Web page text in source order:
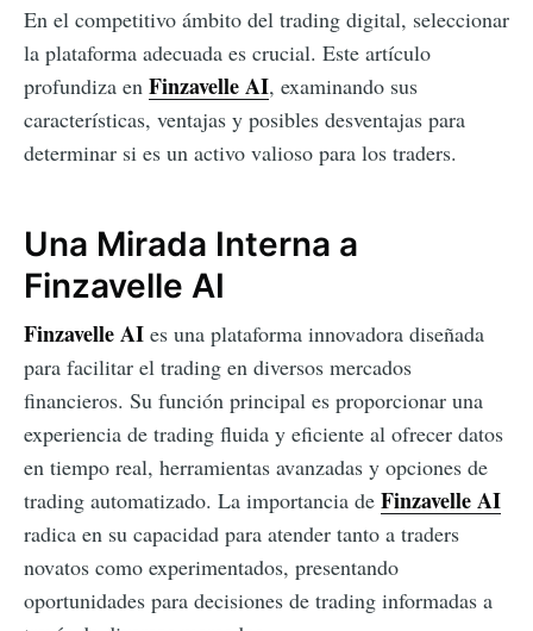
En el competitivo ámbito del trading digital, seleccionar
la plataforma adecuada es crucial. Este artículo
profundiza en Finzavelle AI, examinando sus
características, ventajas y posibles desventajas para
determinar si es un activo valioso para los traders.
Una Mirada Interna a
Finzavelle AI
Finzavelle AI es una plataforma innovadora diseñada
para facilitar el trading en diversos mercados
financieros. Su función principal es proporcionar una
experiencia de trading fluida y eficiente al ofrecer datos
en tiempo real, herramientas avanzadas y opciones de
trading automatizado. La importancia de Finzavelle AI
radica en su capacidad para atender tanto a traders
novatos como experimentados, presentando
oportunidades para decisiones de trading informadas a